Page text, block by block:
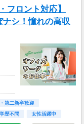
フロント対応】
シ！憧れの高収
第二新卒歓迎
学歴不問 女性活躍中